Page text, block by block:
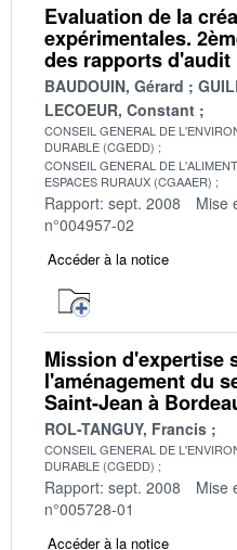
Evaluation de la
expérimentales.
des rapports d'audit
BAUDOUIN, Gérard
LECOEUR, Constant
CONSEIL GENERAL DE
DURABLE (CGEDD)
CONSEIL GENERAL DE
ESPACES RURAUX (CGAAER)
Rapport: sept. 2008 Mise
n°004957-02
Accéder à la notice
Mission d'expertise
l'aménagement du
Saint-Jean à
ROL-TANGUY, Francis
CONSEIL GENERAL DE
DURABLE (CGEDD)
Rapport: sept. 2008 Mise
n°005728-01
Accéder à la notice